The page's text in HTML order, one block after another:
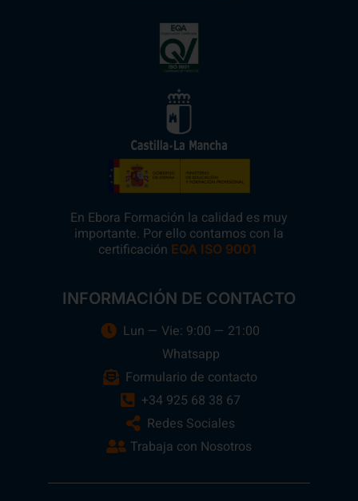
En Ebora Formación la calidad es muy
importante. Por ello contamos con la
certificación EQA ISO 9001
INFORMACIÓN DE CONTACTO
Lun — Vie: 9:00 — 21:00
Whatsapp
Formulario de contacto
+34 925 68 38 67
Redes Sociales
Trabaja con Nosotros